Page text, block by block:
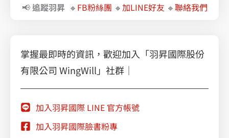
📢追蹤羽昇🔸 FB粉絲團 🔸加LINE好友 🔸聯絡我們
掌握最即時的資訊，歡迎加入「羽昇國際股份
有限公司 WingWill」社群｜
加入羽昇國際 LINE 官方帳號
加入羽昇國際臉書粉專